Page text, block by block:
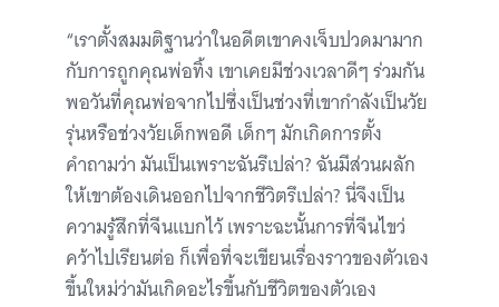
“เราตั้งสมมติฐานว่าในอดีตเขาคงเจ็บปวดมามาก
กับการถูกคุณพ่อทิ้ง เขาเคยมีช่วงเวลาดีๆ ร่วมกัน
พอวันที่คุณพ่อจากไปซึ่งเป็นช่วงที่เขากำลังเป็นวัย
รุ่นหรือช่วงวัยเด็กพอดี เด็กๆ มักเกิดการตั้ง
คำถามว่า มันเป็นเพราะฉันรึเปล่า? ฉันมีส่วนผลัก
ให้เขาต้องเดินออกไปจากชีวิตรึเปล่า? นี่จึงเป็น
ความรู้สึกที่จีนแบกไว้ เพราะฉะนั้นการที่จีนไขว่
คว้าไปเรียนต่อ ก็เพื่อที่จะเขียนเรื่องราวของตัวเอง
ขึ้นใหม่ว่ามันเกิดอะไรขึ้นกับชีวิตของตัวเอง